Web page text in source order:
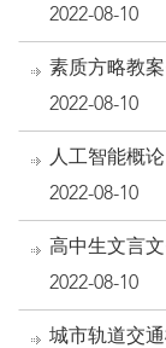
2022-08-10
素质方略教案
2022-08-10
人工智能概论
2022-08-10
高中生文言文
2022-08-10
城市轨道交通